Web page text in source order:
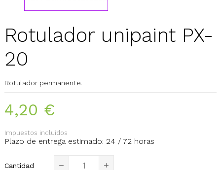
Rotulador unipaint PX-
20
Rotulador permanente.
4,20 €
Impuestos incluidos
Plazo de entrega estimado: 24 / 72 horas
Cantidad